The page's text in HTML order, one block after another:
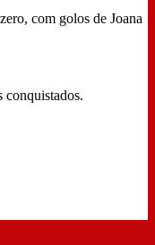
com golos de Joana
conquistados.